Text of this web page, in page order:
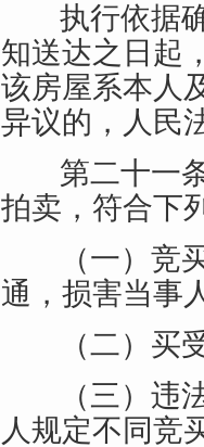
执行依据
知送达之日起
该房屋系本人
异议的，人民
第二十一
拍卖，符合下
（一）竞
通，损害当事
（二）买
（三）违
人规定不同竞